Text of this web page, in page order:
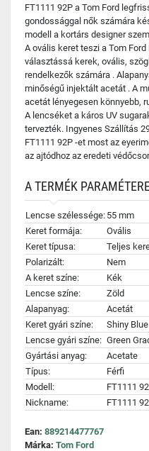
FT1111 92P a Tom Ford
gondossággal nők számára
modell a kortárs designer
A ovális keret teszi a Tom
választássá kerek, ovális,
rendelkezők számára .
minőségű injektált acetát . A
acetát lényegesen könnyebb,
A lencséket a káros UV
tervezték. Ingyenes Szállítás
FT1111 92P -et most az
az ajtódhoz az eredeti
A TERMÉK
Lencse szélessége: 55 mm
Keret formája:
Ovális
Keret típusa:
Teljes
Polarizált:
Nem
A keret színe:
Kék
Lencse színe:
Zöld
Alapanyag:
Acetát
Keret gyári színe:
Shiny Blue
Lencse gyári színe: Green
Gyártási anyag:
Acetate
Típus:
Férfi
Modell:
FT1111
Nickname:
FT1111
Ean: 889214477767
Márka: Tom Ford